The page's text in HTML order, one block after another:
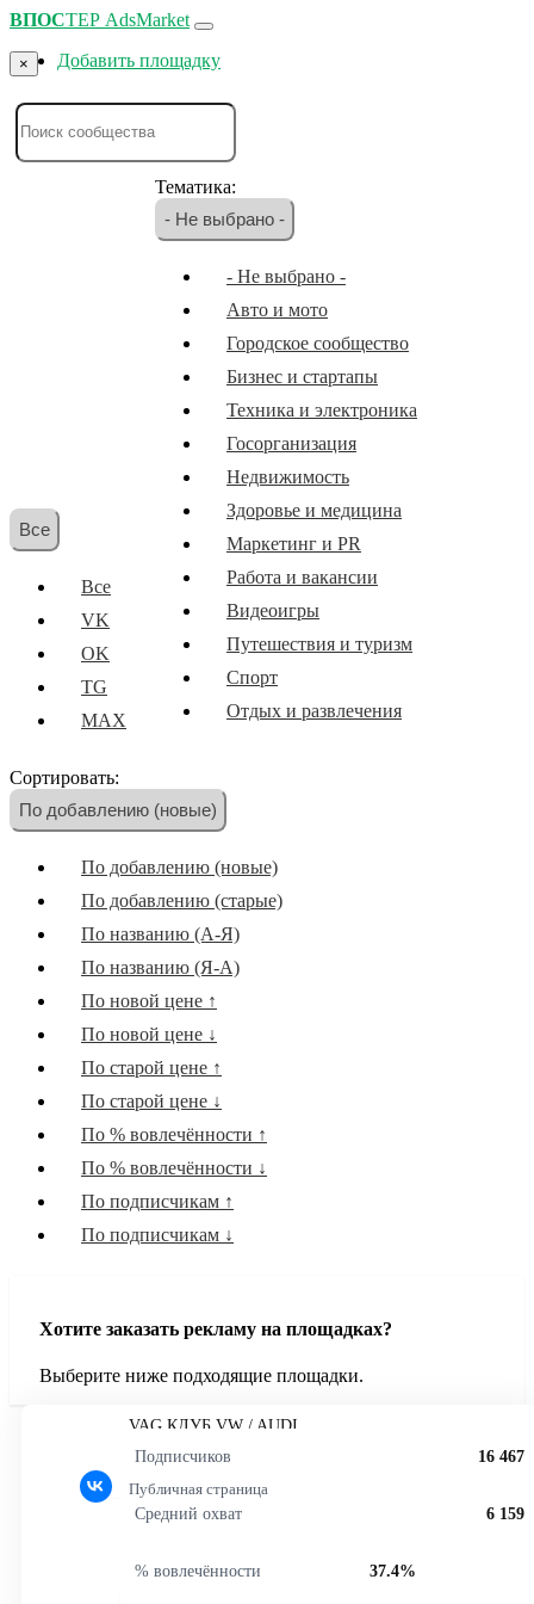
ВПОСТЕР AdsMarket
Добавить площадку
×
Все
Все
VK
OK
TG
MAX
Тематика:
- Не выбрано -
- Не выбрано -
Авто и мото
Городское сообщество
Бизнес и стартапы
Техника и электроника
Госорганизация
Недвижимость
Здоровье и медицина
Маркетинг и PR
Работа и вакансии
Видеоигры
Путешествия и туризм
Спорт
Отдых и развлечения
Иностранные языки
Еда и кулинария
Мотивация и саморазвитие
Музыка
Юриспруденция
Объявления
Красота и уход
Мода и стиль
Книги, Аудиокниги и Подкасты
Искусство и дизайн
Экономика и Финансы
История
Сортировать:
По добавлению (новые)
По добавлению (новые)
По добавлению (старые)
По названию (А-Я)
По названию (Я-А)
По новой цене ↑
По новой цене ↓
По старой цене ↑
По старой цене ↓
По % вовлечённости ↑
По % вовлечённости ↓
По подписчикам ↑
По подписчикам ↓
Хотите заказать рекламу на площадках?
Выберите ниже подходящие площадки.
VAG КЛУБ VW / AUDI
Публичная страница
Подписчиков 16 467
Средний охват 6 159
% вовлечённости 37.4%